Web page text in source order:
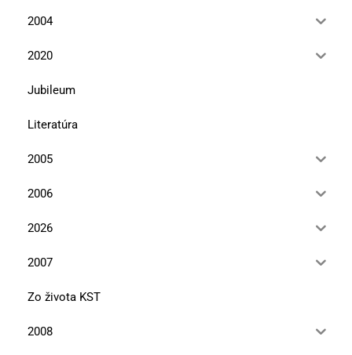
2004
2020
Jubileum
Literatúra
2005
2006
2026
2007
Zo života KST
2008